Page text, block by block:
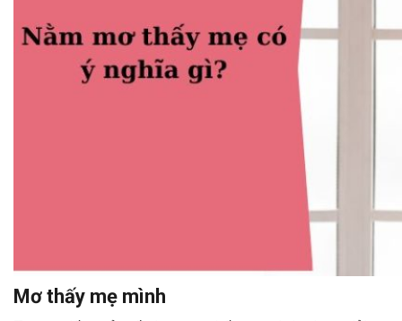
Mơ thấy mẹ mình